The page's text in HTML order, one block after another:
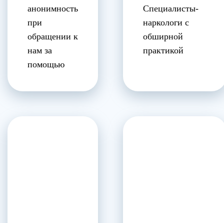
анонимность
при
обращении к
нам за
помощью
Специалисты-
наркологи с
обширной
практикой